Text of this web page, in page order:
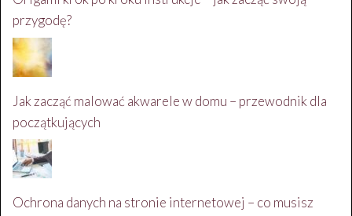
przygodę?
Jak zacząć malować akwarele w domu – przewodnik dla
początkujących
Ochrona danych na stronie internetowej – co musisz